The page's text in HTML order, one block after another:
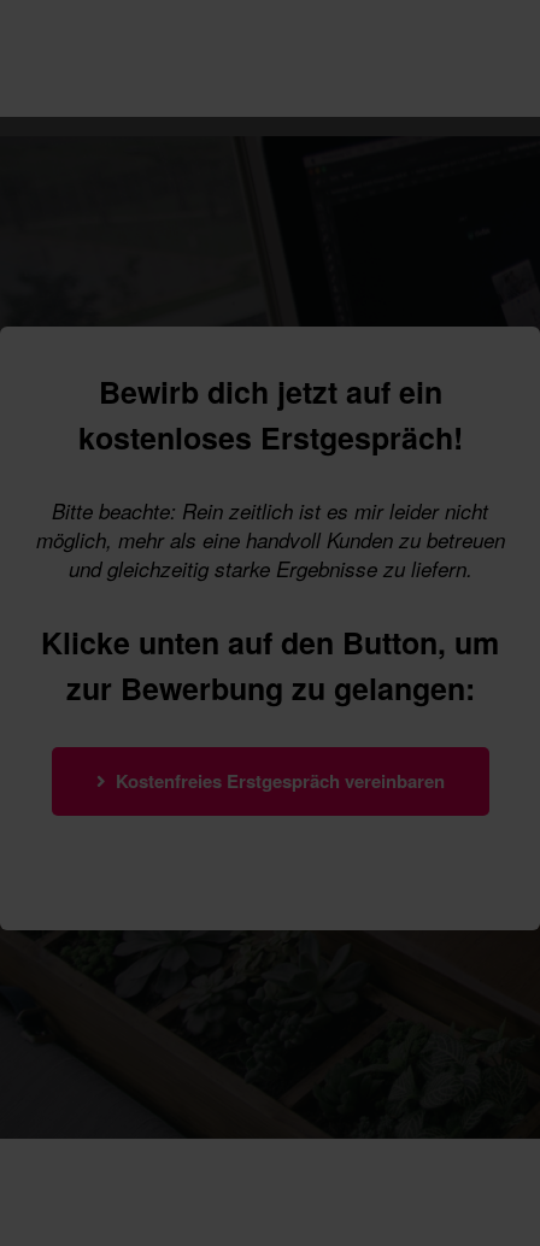
Bewirb dich jetzt auf ein
kostenloses Erstgespräch!
Bitte beachte: Rein zeitlich ist es mir leider nicht
möglich, mehr als eine handvoll Kunden zu betreuen
und gleichzeitig starke Ergebnisse zu liefern.
Klicke unten auf den Button, um
zur Bewerbung zu gelangen:
Kostenfreies Erstgespräch vereinbaren